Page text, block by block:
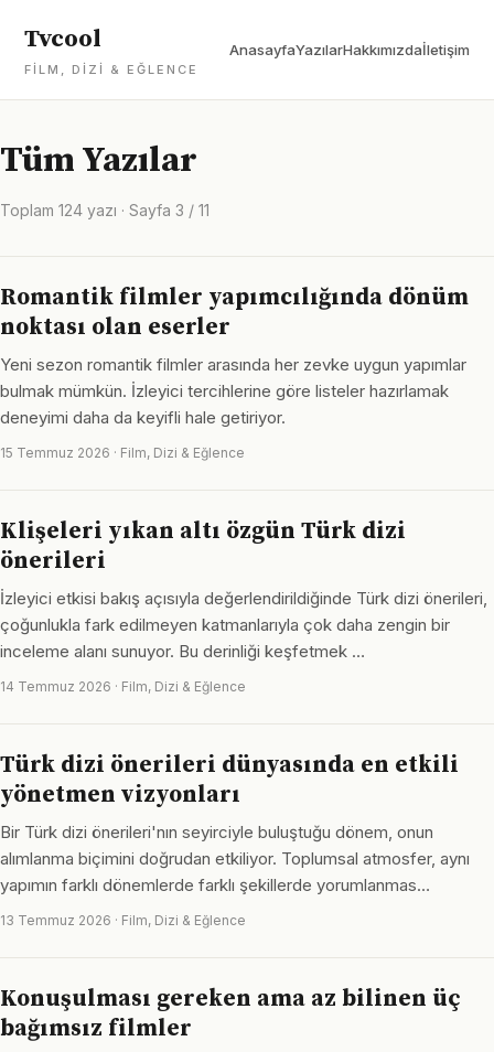
Tvcool
FILM, DIZI & EĞLENCE
AnasayfaYazılarHakkımızdaİletişim
Tüm Yazılar
Toplam 124 yazı · Sayfa 3 / 11
Romantik filmler yapımcılığında dönüm
noktası olan eserler
Yeni sezon romantik filmler arasında her zevke uygun yapımlar
bulmak mümkün. İzleyici tercihlerine göre listeler hazırlamak
deneyimi daha da keyifli hale getiriyor.
15 Temmuz 2026 · Film, Dizi & Eğlence
Klişeleri yıkan altı özgün Türk dizi
önerileri
İzleyici etkisi bakış açısıyla değerlendirildiğinde Türk dizi önerileri,
çoğunlukla fark edilmeyen katmanlarıyla çok daha zengin bir
inceleme alanı sunuyor. Bu derinliği keşfetmek …
14 Temmuz 2026 · Film, Dizi & Eğlence
Türk dizi önerileri dünyasında en etkili
yönetmen vizyonları
Bir Türk dizi önerileri'nın seyirciyle buluştuğu dönem, onun
alımlanma biçimini doğrudan etkiliyor. Toplumsal atmosfer, aynı
yapımın farklı dönemlerde farklı şekillerde yorumlanmas…
13 Temmuz 2026 · Film, Dizi & Eğlence
Konuşulması gereken ama az bilinen üç
bağımsız filmler